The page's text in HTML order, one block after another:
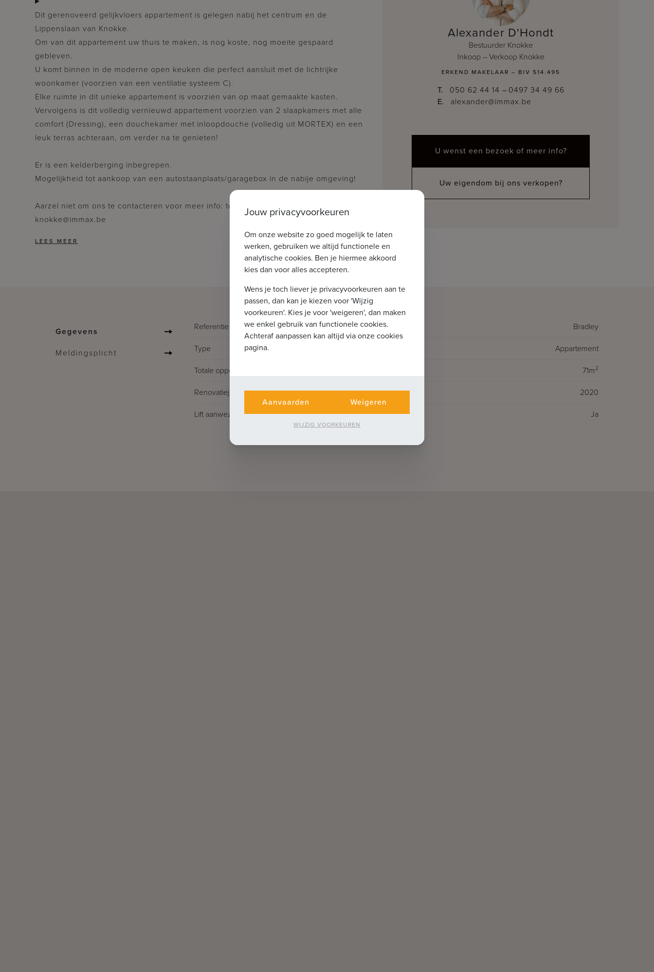
Dit gerenoveerd gelijkvloers appartement is gelegen nabij het centrum en de
Lippenslaan van Knokke.
Om van dit appartement uw thuis te maken, is nog koste, nog moeite gespaard
gebleven.
U komt binnen in de moderne open keuken die perfect aansluit met de lichtrijke
woonkamer (voorzien van een ventilatie systeem C).
Elke ruimte in dit unieke appartement is voorzien van op maat gemaakte kasten.
Vervolgens is dit volledig vernieuwd appartement voorzien van 2 slaapkamers met alle
comfort (Dressing), een douchekamer met inloopdouche (volledig uit MORTEX) en een
leuk terras achteraan, om verder na te genieten!
Er is een kelderberging inbegrepen.
Mogelijkheid tot aankoop van een autostaanplaats/garagebox in de nabije omgeving!
Aarzel niet om ons te contacteren voor meer info: tel. : 050 62 44 14 of via:
knokke@immax.be
Alexander D'Hondt
Bestuurder Knokke
Inkoop – Verkoop Knokke
ERKEND MAKELAAR – BIV 514.495
T. 050 62 44 14 – 0497 34 49 66
E.
alexander@immax.be
U wenst een bezoek of meer info?
Uw eigendom bij ons verkopen?
Gegevens
Meldingsplicht
Referentie
Bradley
Type
Appartement
Totale oppervlakte
71m2
Renovatiejaar
2020
Lift aanwezig
Ja
Jouw privacyvoorkeuren
Om onze website zo goed mogelijk te laten
werken, gebruiken we altijd functionele en
analytische cookies. Ben je hiermee akkoord
kies dan voor alles accepteren.
Wens je toch liever je privacyvoorkeuren aan te
passen, dan kan je kiezen voor 'Wijzig
voorkeuren'. Kies je voor 'weigeren', dan maken
we enkel gebruik van functionele cookies.
Achteraf aanpassen kan altijd via onze cookies
pagina.
Aanvaarden Weigeren
WIJZIG VOORKEUREN